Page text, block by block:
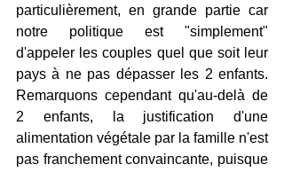
particulièrement, en grande partie car
notre politique est "simplement"
d'appeler les couples quel que soit leur
pays à ne pas dépasser les 2 enfants.
Remarquons cependant qu'au-delà de
2 enfants, la justification d'une
alimentation végétale par la famille n'est
pas franchement convaincante, puisque